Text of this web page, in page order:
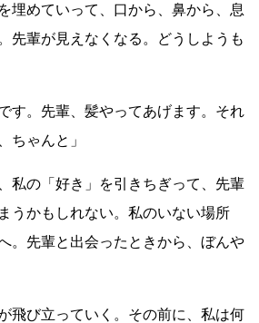
埋めていって、口から、鼻から、息
先輩が見えなくなる。どうしようも
す。先輩、髪やってあげます。それ
ちゃんと」
私の「好き」を引きちぎって、先輩
うかもしれない。私のいない場所
。先輩と出会ったときから、ぼんや
飛び立っていく。その前に、私は何